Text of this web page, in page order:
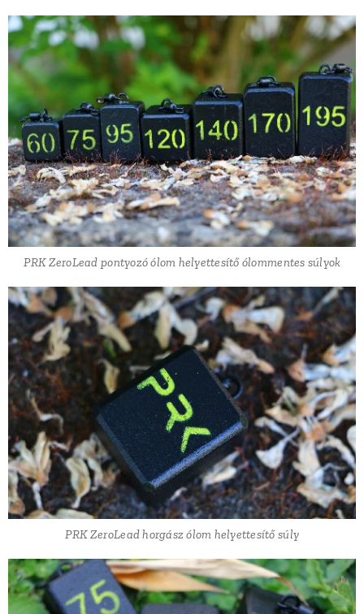
PRK ZeroLead pontyozó ólom helyettesítő ólommentes súlyok
PRK ZeroLead horgász ólom helyettesítő súly